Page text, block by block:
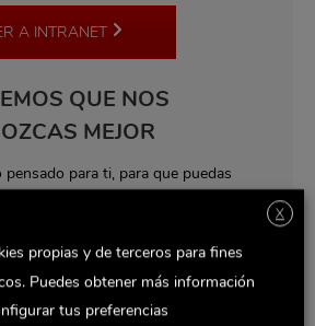
A INTRANET
QUE NOS
MEJOR
pensado para ti, para que puedas
corporativa que puedas
consultar.
X
propias y de terceros para fines
Puedes obtener más información
tus preferencias